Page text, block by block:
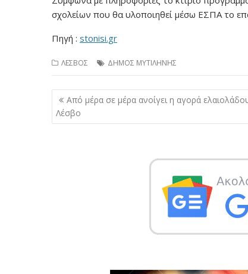
σχολείων που θα υλοποιηθεί μέσω ΕΣΠΑ το
Πηγή : stonisi.gr
ΛΕΣΒΟΣ ΔΗΜΟΣ ΜΥΤΙΛΗΝΗΣ
Πλοήγηση
άρθρων
Από μέρα σε μέρα ανοίγει η αγορά
Λέσβο